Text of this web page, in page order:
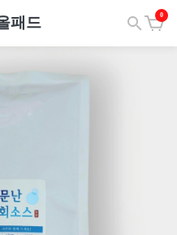
패드 0